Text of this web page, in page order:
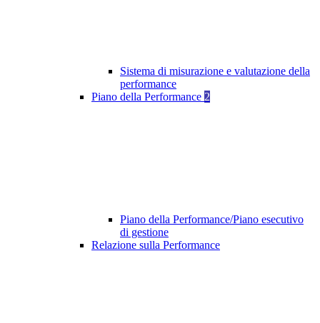
Sistema di misurazione e valutazione della
performance
Piano della Performance 2
Piano della Performance/Piano esecutivo
di gestione
Relazione sulla Performance